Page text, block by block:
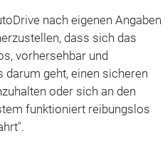
nach eigenen Angaben
dass sich das
vorhersehbar und
darum geht, einen sicheren
oder sich an den
funktioniert reibungslos